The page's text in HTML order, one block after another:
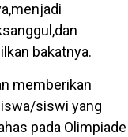
bakatnya.
memberikan
siswi yang
pada Olimpiade